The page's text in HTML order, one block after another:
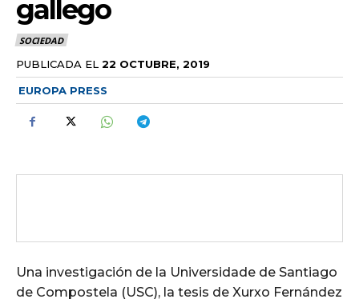
gallego
SOCIEDAD
PUBLICADA EL 22 OCTUBRE, 2019
EUROPA PRESS
Una investigación de la Universidade de Santiago
de Compostela (USC), la tesis de Xurxo Fernández